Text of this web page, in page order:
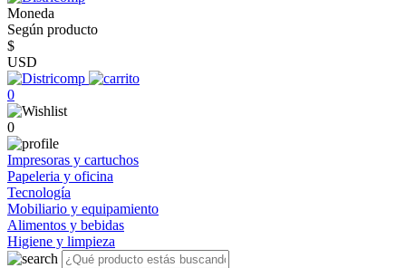
Moneda
Según producto
$
USD
0
0
Impresoras y cartuchos
Papeleria y oficina
Tecnología
Mobiliario y equipamiento
Alimentos y bebidas
Higiene y limpieza